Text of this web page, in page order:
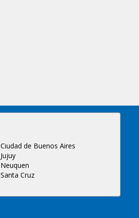
Ciudad de Buenos Aires
Jujuy
Neuquen
Santa Cruz